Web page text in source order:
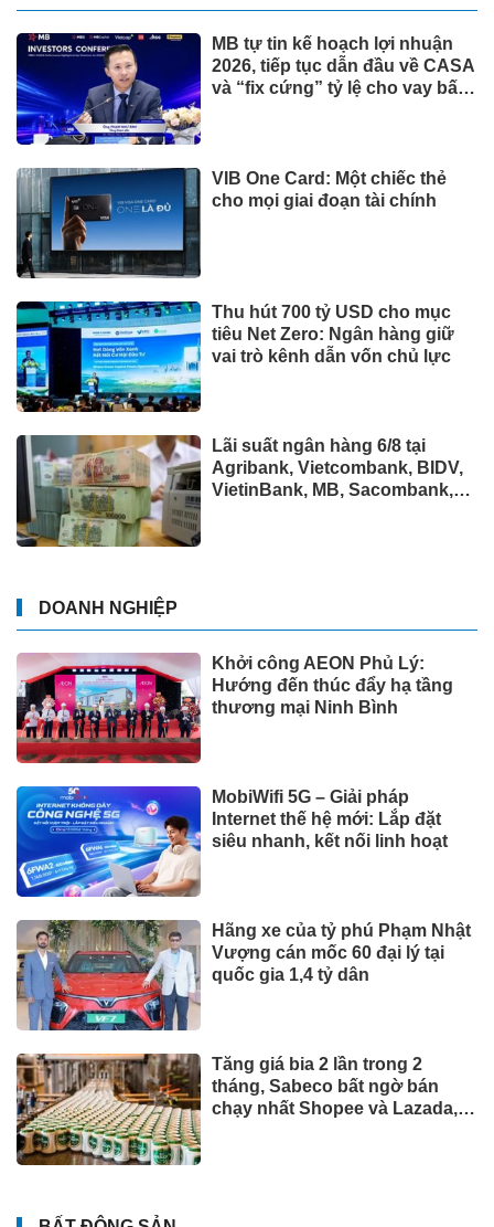
MB tự tin kế hoạch lợi nhuận
2026, tiếp tục dẫn đầu về CASA
và “fix cứng” tỷ lệ cho vay bất
VIB One Card: Một chiếc thẻ
cho mọi giai đoạn tài chính
Thu hút 700 tỷ USD cho mục
tiêu Net Zero: Ngân hàng giữ
vai trò kênh dẫn vốn chủ lực
Lãi suất ngân hàng 6/8 tại
Agribank, Vietcombank, BIDV,
VietinBank, MB, Sacombank,
DOANH NGHIỆP
Khởi công AEON Phủ Lý:
Hướng đến thúc đẩy hạ tầng
thương mại Ninh Bình
MobiWifi 5G – Giải pháp
Internet thế hệ mới: Lắp đặt
siêu nhanh, kết nối linh hoạt
Hãng xe của tỷ phú Phạm Nhật
Vượng cán mốc 60 đại lý tại
quốc gia 1,4 tỷ dân
Tăng giá bia 2 lần trong 2
tháng, Sabeco bất ngờ bán
chạy nhất Shopee và Lazada,